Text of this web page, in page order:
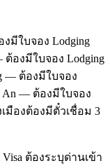
มีใบจอง Lodging
ต้องมีใบจอง Lodging
— ต้องมีใบจอง
An — ต้องมีใบจอง
มืองต้องมีตั๋วเชื่อม 3
ต้องระบุด่านเข้า